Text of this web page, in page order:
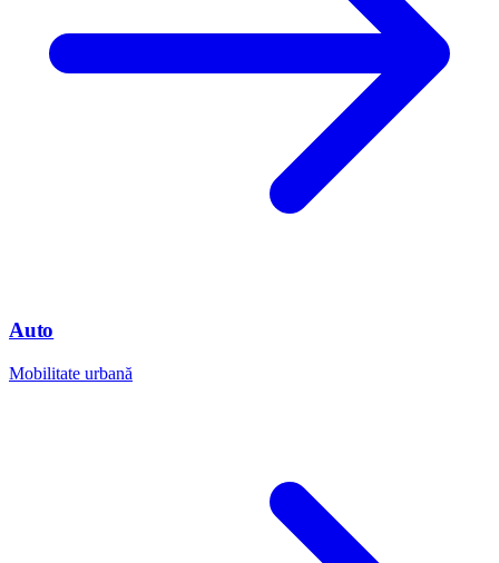
Auto
Mobilitate urbană